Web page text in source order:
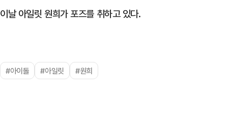
이날 아일릿 원희가 포즈를 취하고 있다.
#아이돌 #아일릿 #원희